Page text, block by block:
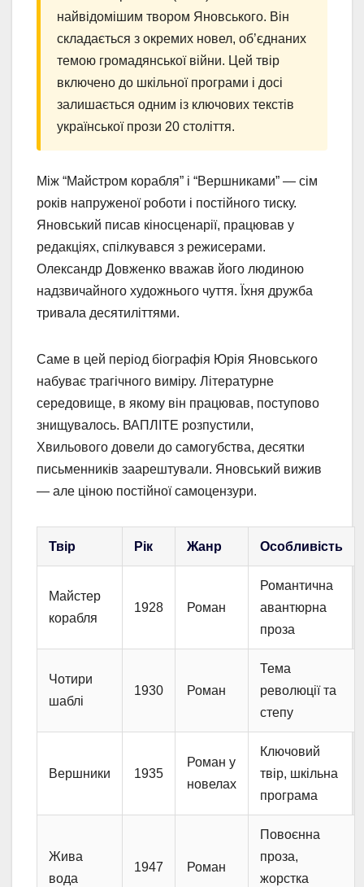
найвідомішим твором Яновського. Він
складається з окремих новел, об’єднаних
темою громадянської війни. Цей твір
включено до шкільної програми і досі
залишається одним із ключових текстів
української прози 20 століття.
Між “Майстром корабля” і “Вершниками” — сім
років напруженої роботи і постійного тиску.
Яновський писав кіносценарії, працював у
редакціях, спілкувався з режисерами.
Олександр Довженко вважав його людиною
надзвичайного художнього чуття. Їхня дружба
тривала десятиліттями.
Саме в цей період біографія Юрія Яновського
набуває трагічного виміру. Літературне
середовище, в якому він працював, поступово
знищувалось. ВАПЛІТЕ розпустили,
Хвильового довели до самогубства, десятки
письменників заарештували. Яновський вижив
— але ціною постійної самоцензури.
Твір Рік Жанр Особливість
Майстер
корабля
1928 Роман
Романтична
авантюрна
проза
Чотири
шаблі
1930 Роман
Тема
революції та
степу
Вершники 1935
Роман у
новелах
Ключовий
твір, шкільна
програма
Жива
вода
1947 Роман
Повоєнна
проза,
жорстка